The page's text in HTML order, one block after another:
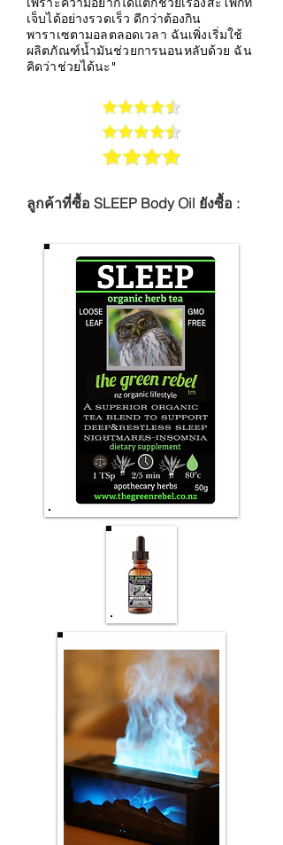
เจ็บได้อย่างรวดเร็ว ดีกว่าต้องกิน
พาราเซตามอลตลอดเวลา ฉันเพิ่งเริ่มใช้
ผลิตภัณฑ์น้ำมันช่วยการนอนหลับด้วย ฉัน
คิดว่าช่วยได้นะ"
ลูกค้าที่ซื้อ SLEEP Body Oil ยังซื้อ :